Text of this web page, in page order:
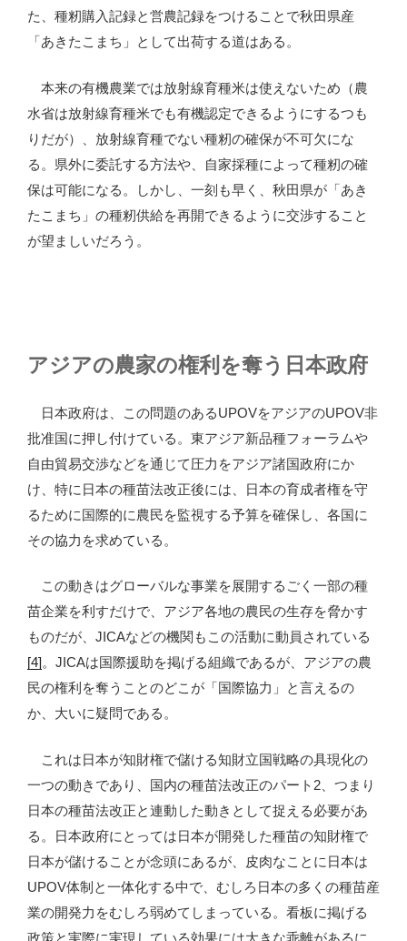
た、種籾購入記録と営農記録をつけることで秋田県産
「あきたこまち」として出荷する道はある。
本来の有機農業では放射線育種米は使えないため（農
水省は放射線育種米でも有機認定できるようにするつも
りだが）、放射線育種でない種籾の確保が不可欠にな
る。県外に委託する方法や、自家採種によって種籾の確
保は可能になる。しかし、一刻も早く、秋田県が「あき
たこまち」の種籾供給を再開できるように交渉すること
が望ましいだろう。
アジアの農家の権利を奪う日本政府
日本政府は、この問題のあるUPOVをアジアのUPOV非
批准国に押し付けている。東アジア新品種フォーラムや
自由貿易交渉などを通じて圧力をアジア諸国政府にか
け、特に日本の種苗法改正後には、日本の育成者権を守
るために国際的に農民を監視する予算を確保し、各国に
その協力を求めている。
この動きはグローバルな事業を展開するごく一部の種
苗企業を利すだけで、アジア各地の農民の生存を脅かす
ものだが、JICAなどの機関もこの活動に動員されている
[4]。JICAは国際援助を掲げる組織であるが、アジアの農
民の権利を奪うことのどこが「国際協力」と言えるの
か、大いに疑問である。
これは日本が知財権で儲ける知財立国戦略の具現化の
一つの動きであり、国内の種苗法改正のパート2、つまり
日本の種苗法改正と連動した動きとして捉える必要があ
る。日本政府にとっては日本が開発した種苗の知財権で
日本が儲けることが念頭にあるが、皮肉なことに日本は
UPOV体制と一体化する中で、むしろ日本の多くの種苗産
業の開発力をむしろ弱めてしまっている。看板に掲げる
政策と実際に実現している効果には大きな乖離があるに